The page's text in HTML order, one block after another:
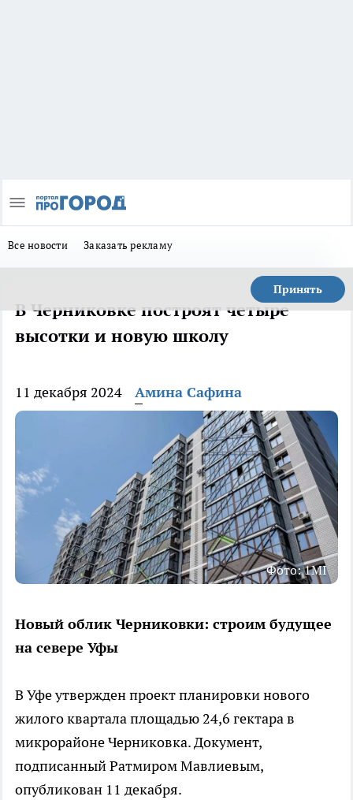
Все новости Заказать рекламу
Принять
В Черниковке построят четыре
высотки и новую школу
11 декабря 2024 Амина Сафина
Фото: 1MI
Новый облик Черниковки: строим будущее
на севере Уфы
В Уфе утвержден проект планировки нового
жилого квартала площадью 24,6 гектара в
микрорайоне Черниковка. Документ,
подписанный Ратмиром Мавлиевым,
опубликован 11 декабря.